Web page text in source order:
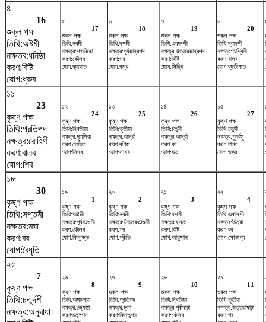
৪
16
শুক্ল পক্ষ
তিথি:অষ্টমী
নক্ষত্র:ধনিষ্ঠা
করণ:বিষ্টি
যোগ:ধ্রুব
৫
17
শুক্ল পক্ষ
তিথি:নবমী
নক্ষত্র:শতভিষ‌া
করণ:কৌলব
যোগ:ব্যাঘাত
৬
18
শুক্ল পক্ষ
তিথি:দশমী
নক্ষত্র:পূর্বভাদ্রপদ
করণ:গর
যোগ:বজ্র
৭
19
শুক্ল পক্ষ
তিথি:একাদশী
নক্ষত্র:উত্তরভাদ্রপদ
করণ:বিষ্টি
যোগ:সিদ্ধি
৮
20
শুক্ল পক্ষ
তিথি:দ্বাদশী
নক্ষত্র:অশ্বিনী
করণ:বালব
যোগ:ব্যতীপাত
১১
23
কৃষ্ণ পক্ষ
তিথি:প্রতিপদ
নক্ষত্র:রোহিণী
করণ:বালব
যোগ:শিব
১২
24
কৃষ্ণ পক্ষ
তিথি:দ্বিতীয়া
নক্ষত্র:মৃগশিরা
করণ:তৈতিল
যোগ:সিদ্ধ
১৩
25
কৃষ্ণ পক্ষ
তিথি:তৃতীয়া
নক্ষত্র:আর্দ্রা
করণ:বণিজ
যোগ:সাধ্য
১৪
26
কৃষ্ণ পক্ষ
তিথি:চতুর্থী
নক্ষত্র:আর্দ্রা
করণ:বব
যোগ:শুভ
১৫
27
কৃষ্ণ পক্ষ
তিথি:চতুর্থী
নক্ষত্র:পুনর্বসু
করণ:বালব
যোগ:শুক্র
১৮
30
কৃষ্ণ পক্ষ
তিথি:সপ্তমী
নক্ষত্র:মঘা
করণ:বব
যোগ:বৈধৃতি
১৯
1
কৃষ্ণ পক্ষ
তিথি:অষ্টমী
নক্ষত্র:পূর্বফাল্গুনী
করণ:কৌলব
যোগ:বিষ্কুম্ভ
২০
2
কৃষ্ণ পক্ষ
তিথি:নবমী
নক্ষত্র:উত্তরফাল্গুনী
করণ:গর
যোগ:প্রীতি
২১
3
কৃষ্ণ পক্ষ
তিথি:দশমী
নক্ষত্র:হস্তা
করণ:বিষ্টি
যোগ:আয়ুষ্মান
২২
4
কৃষ্ণ পক্ষ
তিথি:একাদশী
নক্ষত্র:চিত্রা
করণ:বব
যোগ:সৌভাগ্য
২৫
7
কৃষ্ণ পক্ষ
তিথি:চতুর্দশী
নক্ষত্র:অনুরাধা
২৬
8
কৃষ্ণ পক্ষ
তিথি:অমাবশ্যা
নক্ষত্র:জ্যেষ্ঠা
করণ:চতুষ্পাদ
২৭
9
শুক্ল পক্ষ
তিথি:প্রতিপদ
নক্ষত্র:মূলা
করণ:কিন্তুগ্ন
২৮
10
শুক্ল পক্ষ
তিথি:দ্বিতীয়া
নক্ষত্র:পূর্বাষাঢ়া
করণ:কৌলব
২৯
11
শুক্ল পক্ষ
তিথি:তৃতীয়া
নক্ষত্র:উত্তরাষাঢ়া
করণ:গর